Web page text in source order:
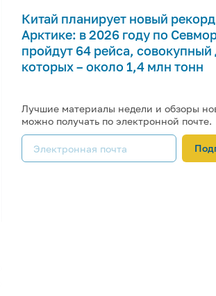
Китай планирует новый
Арктике: в 2026 году по
пройдут 64 рейса, совокупный
которых – около 1,4 млн тонн
Лучшие материалы недели и обзоры
можно получать по электронной почте.